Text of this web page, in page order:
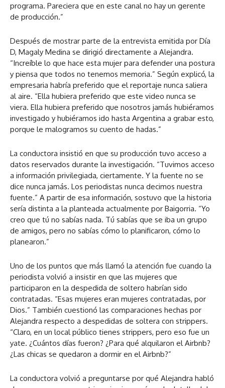
programa. Pareciera que en este canal no hay un gerente
de producción.”
Después de mostrar parte de la entrevista emitida por Día
D, Magaly Medina se dirigió directamente a Alejandra.
“Increíble lo que hace esta mujer para defender una postura
y piensa que todos no tenemos memoria.” Según explicó, la
empresaria habría preferido que el reportaje nunca saliera
al aire. “Ella hubiera preferido que este video nunca se
viera. Ella hubiera preferido que nosotros jamás hubiéramos
investigado y hubiéramos ido hasta Argentina a grabar esto,
porque le malogramos su cuento de hadas.”
La conductora insistió en que su producción tuvo acceso a
datos reservados durante la investigación. “Tuvimos acceso
a información privilegiada, ciertamente. Y la fuente no se
dice nunca jamás. Los periodistas nunca decimos nuestra
fuente.” A partir de esa información, sostuvo que la historia
sería distinta a la planteada actualmente por Baigorria. “Yo
creo que tú no sabías nada. Tú sabías que se iba un grupo
de amigos, pero no sabías cómo lo planificaron, cómo lo
planearon.”
Uno de los puntos que más llamó la atención fue cuando la
periodista volvió a insistir en que las mujeres que
participaron en la despedida de soltero habrían sido
contratadas. “Esas mujeres eran mujeres contratadas, por
Dios.” También cuestionó las comparaciones hechas por
Alejandra respecto a despedidas de soltera con strippers.
“Claro, en un local público tienes strippers, pero eso fue un
yate. ¿Cuántos días fueron? ¿Para qué alquilaron el Airbnb?
¿Las chicas se quedaron a dormir en el Airbnb?”
La conductora volvió a preguntarse por qué Alejandra habló